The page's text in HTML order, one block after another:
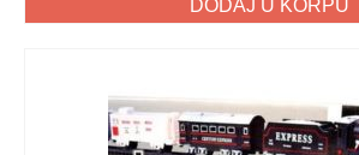
DODAJ U KORPU